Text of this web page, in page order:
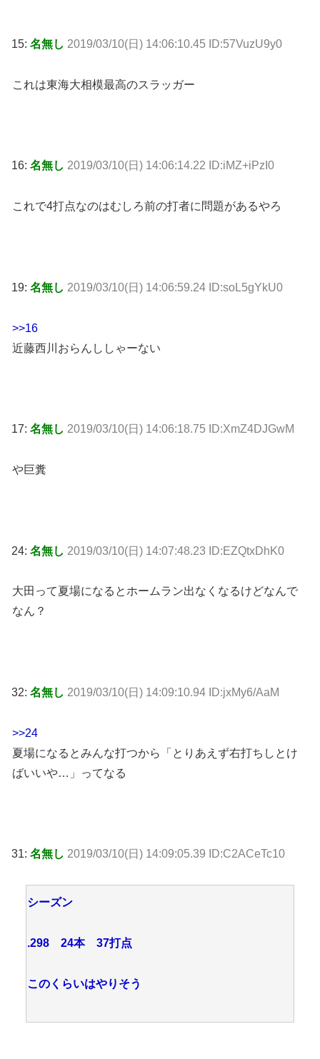
15: 名無し 2019/03/10(日) 14:06:10.45 ID:57VuzU9y0
これは東海大相模最高のスラッガー
16: 名無し 2019/03/10(日) 14:06:14.22 ID:iMZ+iPzI0
これで4打点なのはむしろ前の打者に問題があるやろ
19: 名無し 2019/03/10(日) 14:06:59.24 ID:soL5gYkU0
>>16
近藤西川おらんししゃーない
17: 名無し 2019/03/10(日) 14:06:18.75 ID:XmZ4DJGwM
や巨糞
24: 名無し 2019/03/10(日) 14:07:48.23 ID:EZQtxDhK0
大田って夏場になるとホームラン出なくなるけどなんで
なん？
32: 名無し 2019/03/10(日) 14:09:10.94 ID:jxMy6/AaM
>>24
夏場になるとみんな打つから「とりあえず右打ちしとけ
ばいいや…」ってなる
31: 名無し 2019/03/10(日) 14:09:05.39 ID:C2ACeTc10
シーズン
.298 24本 37打点
このくらいはやりそう